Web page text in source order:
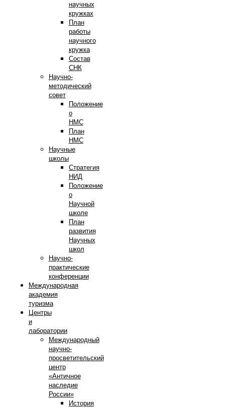
научных
кружках
План
работы
научного
кружка
Состав
СНК
Научно-
методический
совет
Положение
о
НМС
План
НМС
Научные
школы
Стратегия
НИД
Положение
о
Научной
школе
План
развития
Научных
школ
Научно-
практические
конференции
Международная
академия
туризма
Центры
и
лаборатории
Международный
научно-
просветительский
центр
«Античное
наследие
России»
История